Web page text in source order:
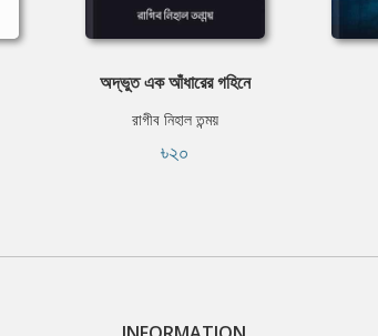
অদ্ভুত এক আঁধারের গহিনে
রাগীব নিহাল তন্ময়
৳২০